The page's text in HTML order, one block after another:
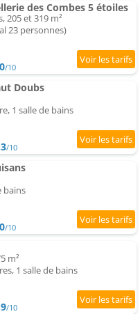
des Combes 5 étoiles
205 et 319 m²
23 personnes)
/10
Doubs
1 salle de bains
/10
bains
/10
m²
1 salle de bains
/10